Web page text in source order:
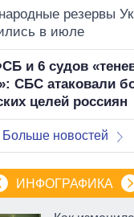
резервы
в июле
и 6 судов
СБС атаковали
целей россиян
Больше новостей
ИНФОГРАФИКА